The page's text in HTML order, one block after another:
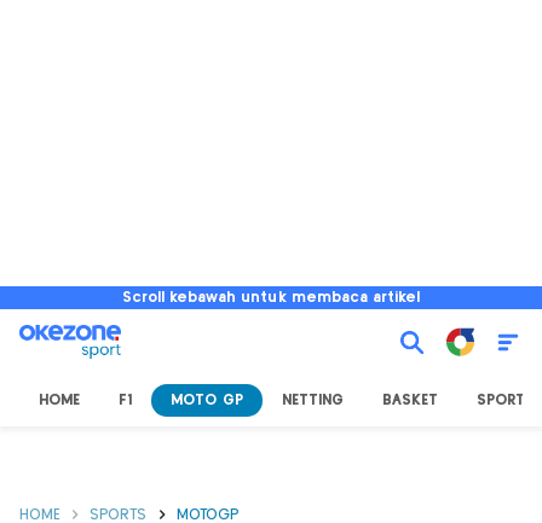
Scroll kebawah untuk membaca artikel
HOME F1 MOTO GP NETTING BASKET SPORT
HOME SPORTS MOTOGP